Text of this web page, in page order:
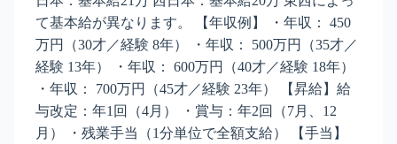
て基本給が異なります。 【年収例】 ・年収： 450
万円（30才／経験 8年） ・年収： 500万円（35才／
経験 13年） ・年収： 600万円（40才／経験 18年）
・年収： 700万円（45才／経験 23年） 【昇給】給
与改定：年1回（4月） ・賞与：年2回（7月、12
月） ・残業手当（1分単位で全額支給） 【手当】